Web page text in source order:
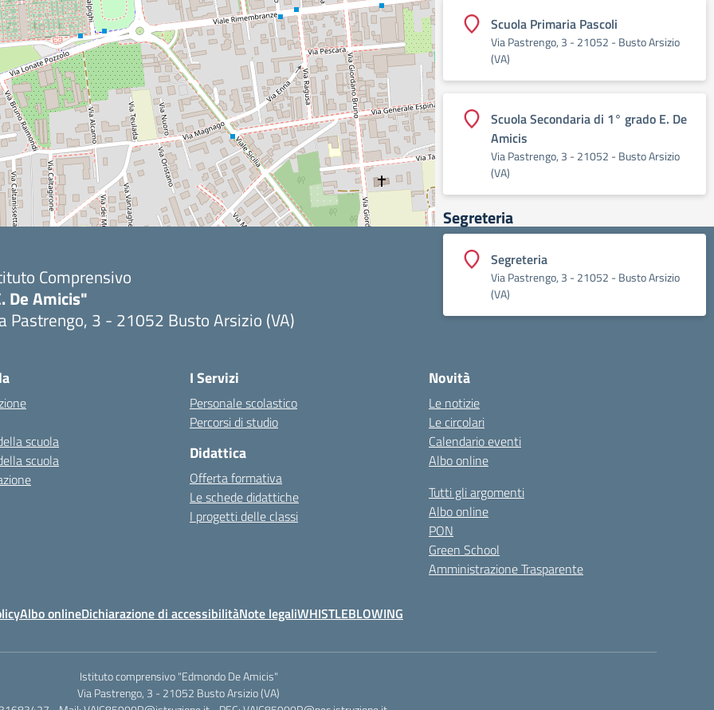
Scuola Primaria Pascoli
Via Pastrengo, 3 - 21052 - Busto Arsizio
(VA)
Scuola Secondaria di 1° grado E. De
Amicis
Via Pastrengo, 3 - 21052 - Busto Arsizio
(VA)
Segreteria
Segreteria
Via Pastrengo, 3 - 21052 - Busto Arsizio
(VA)
Comprensivo
De Amicis"
Pastrengo, 3 - 21052 Busto Arsizio (VA)
scuola
scuola
I Servizi
Personale scolastico
Percorsi di studio
Didattica
Offerta formativa
Le schede didattiche
I progetti delle classi
Novità
Le notizie
Le circolari
Calendario eventi
Albo online
Tutti gli argomenti
Albo online
PON
Green School
Amministrazione Trasparente
Albo onlineDichiarazione di accessibilitàNote legaliWHISTLEBLOWING
Istituto comprensivo "Edmondo De Amicis"
Via Pastrengo, 3 - 21052 Busto Arsizio (VA)